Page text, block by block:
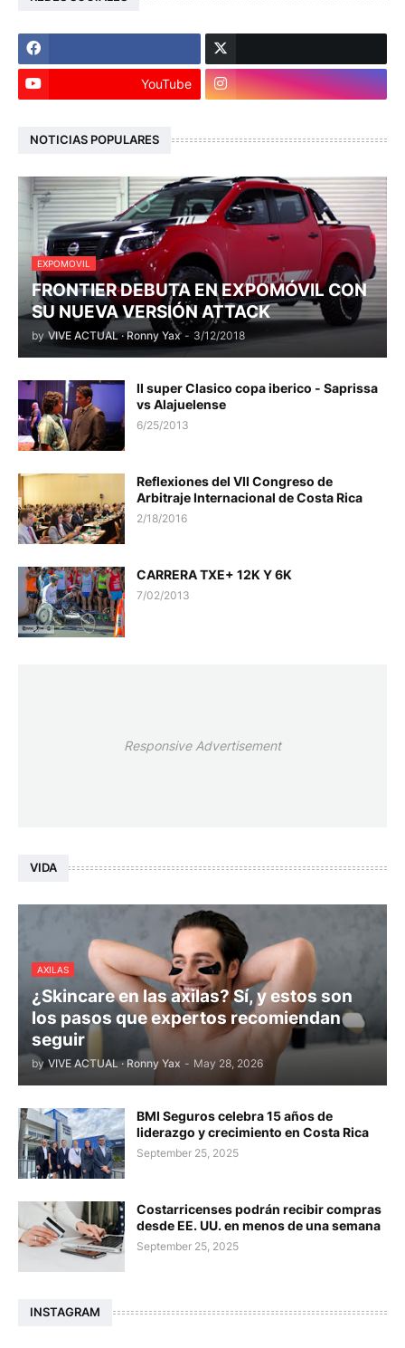
YouTube
NOTICIAS POPULARES
EXPOMOVIL
FRONTIER DEBUTA EN EXPOMÓVIL CON
SU NUEVA VERSIÓN ATTACK
by VIVE ACTUAL · Ronny Yax - 3/12/2018
II super Clasico copa iberico - Saprissa
vs Alajuelense
6/25/2013
Reflexiones del VII Congreso de
Arbitraje Internacional de Costa Rica
2/18/2016
CARRERA TXE+ 12K Y 6K
7/02/2013
Responsive Advertisement
VIDA
AXILAS
¿Skincare en las axilas? Sí, y estos son
los pasos que expertos recomiendan
seguir
by VIVE ACTUAL · Ronny Yax - May 28, 2026
BMI Seguros celebra 15 años de
liderazgo y crecimiento en Costa Rica
September 25, 2025
Costarricenses podrán recibir compras
desde EE. UU. en menos de una semana
September 25, 2025
INSTAGRAM